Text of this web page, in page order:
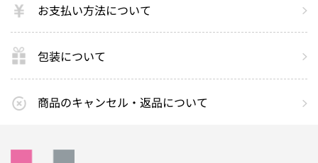
お支払い方法について
包装について
商品のキャンセル・返品について